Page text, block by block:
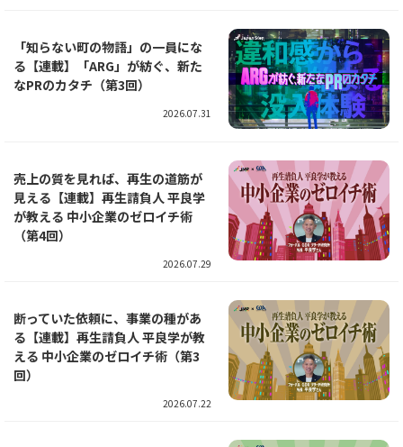
「知らない町の物語」の一員にな
る【連載】「ARG」が紡ぐ、新た
なPRのカタチ（第3回）
2026.07.31
売上の質を見れば、再生の道筋が
見える【連載】再生請負人 平良学
が教える 中小企業のゼロイチ術
（第4回）
2026.07.29
断っていた依頼に、事業の種があ
る【連載】再生請負人 平良学が教
える 中小企業のゼロイチ術（第3
回）
2026.07.22